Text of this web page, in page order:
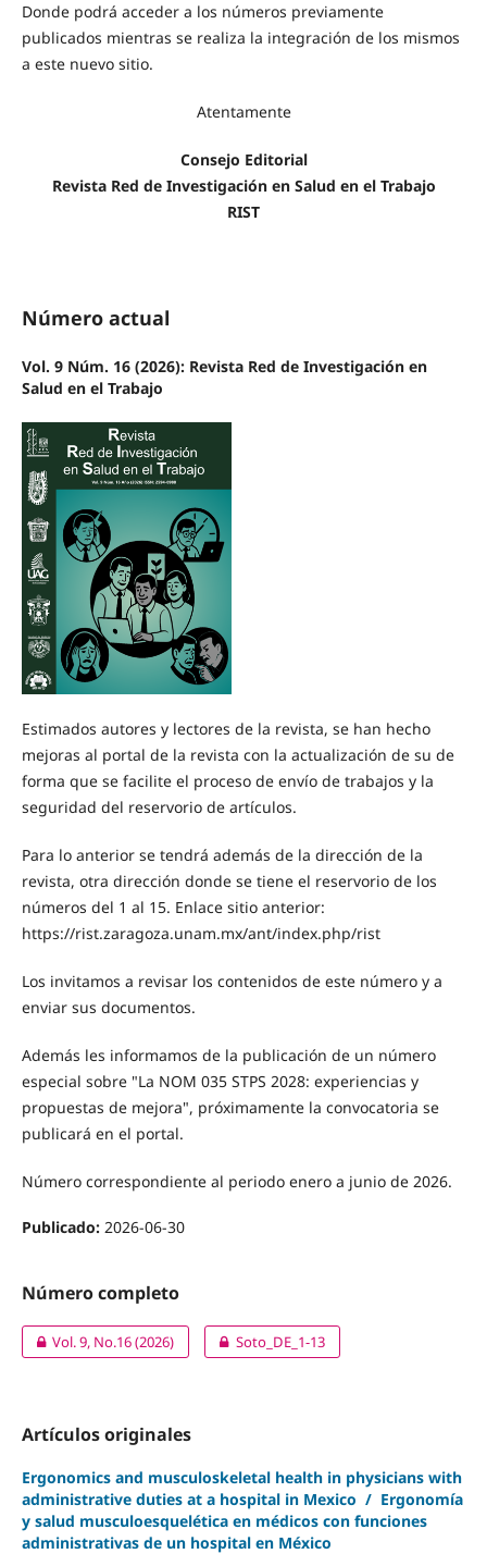
Donde podrá acceder a los números previamente
publicados mientras se realiza la integración de los mismos
a este nuevo sitio.
Atentamente
Consejo Editorial
Revista Red de Investigación en Salud en el Trabajo
RIST
Número actual
Vol. 9 Núm. 16 (2026): Revista Red de Investigación en
Salud en el Trabajo
Estimados autores y lectores de la revista, se han hecho
mejoras al portal de la revista con la actualización de su de
forma que se facilite el proceso de envío de trabajos y la
seguridad del reservorio de artículos.
Para lo anterior se tendrá además de la dirección de la
revista, otra dirección donde se tiene el reservorio de los
números del 1 al 15. Enlace sitio anterior:
https://rist.zaragoza.unam.mx/ant/index.php/rist
Los invitamos a revisar los contenidos de este número y a
enviar sus documentos.
Además les informamos de la publicación de un número
especial sobre "La NOM 035 STPS 2028: experiencias y
propuestas de mejora", próximamente la convocatoria se
publicará en el portal.
Número correspondiente al periodo enero a junio de 2026.
Publicado: 2026-06-30
Número completo
Vol. 9, No.16 (2026) Soto_DE_1-13
Artículos originales
Ergonomics and musculoskeletal health in physicians with
administrative duties at a hospital in Mexico / Ergonomía
y salud musculoesquelética en médicos con funciones
administrativas de un hospital en México